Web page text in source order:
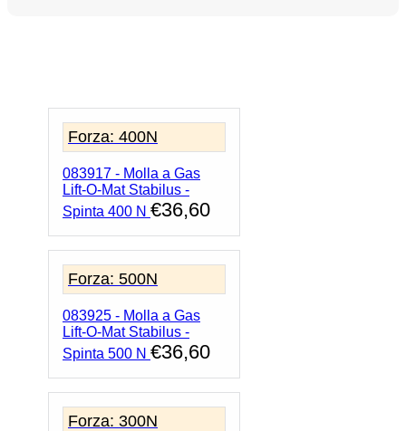
Forza: 400N
083917 - Molla a Gas
Lift-O-Mat Stabilus -
Spinta 400 N €36,60
Forza: 500N
083925 - Molla a Gas
Lift-O-Mat Stabilus -
Spinta 500 N €36,60
Forza: 300N